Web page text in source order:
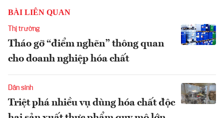
BÀI LIÊN QUAN
Thị trường
Tháo gỡ “điểm nghẽn” thông quan
cho doanh nghiệp hóa chất
Dân sinh
Triệt phá nhiều vụ dùng hóa chất độc